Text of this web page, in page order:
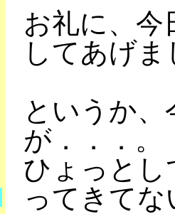
お礼に、
してあげま
というか
が．．．。
ひょっとし
ってきて